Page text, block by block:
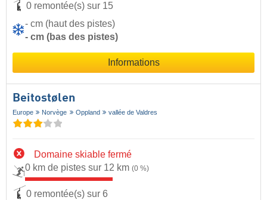
0 remontée(s) sur 15
- cm (haut des pistes)
- cm (bas des pistes)
Informations
Beitostølen
Europe Norvège Oppland vallée de Valdres
Domaine skiable fermé
0 km de pistes sur 12 km (0 %)
0 remontée(s) sur 6